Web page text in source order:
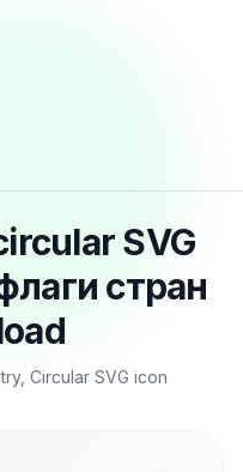
SVG
стран
Circular SVG icon